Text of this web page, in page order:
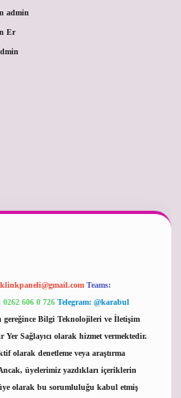
admin
Er
Teams:
606 0 726 Telegram: @karabul
gereğince Bilgi Teknolojileri ve İletişim
Sağlayıcı olarak hizmet vermektedir.
olarak denetleme veya araştırma
üyelerimiz yazdıkları içeriklerin
olarak bu sorumluluğu kabul etmiş